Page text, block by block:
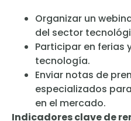
Organizar un
del sector
Participar en ferias
tecnología.
Enviar notas de
especializados
en el mercado.
Indicadores clave de